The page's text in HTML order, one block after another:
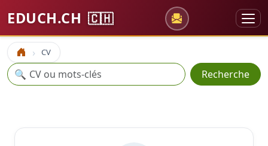
EDUCH.CH 🇨🇭
Accueil CV
Recherche
🔍 Recherche